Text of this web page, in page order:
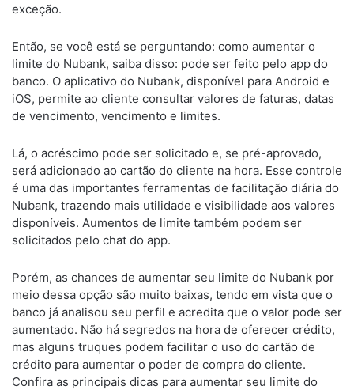
exceção.
Então, se você está se perguntando: como aumentar o
limite do Nubank, saiba disso: pode ser feito pelo app do
banco. O aplicativo do Nubank, disponível para Android e
iOS, permite ao cliente consultar valores de faturas, datas
de vencimento, vencimento e limites.
Lá, o acréscimo pode ser solicitado e, se pré-aprovado,
será adicionado ao cartão do cliente na hora. Esse controle
é uma das importantes ferramentas de facilitação diária do
Nubank, trazendo mais utilidade e visibilidade aos valores
disponíveis. Aumentos de limite também podem ser
solicitados pelo chat do app.
Porém, as chances de aumentar seu limite do Nubank por
meio dessa opção são muito baixas, tendo em vista que o
banco já analisou seu perfil e acredita que o valor pode ser
aumentado. Não há segredos na hora de oferecer crédito,
mas alguns truques podem facilitar o uso do cartão de
crédito para aumentar o poder de compra do cliente.
Confira as principais dicas para aumentar seu limite do